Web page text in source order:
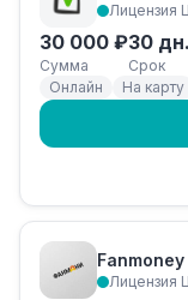
Лицензия
30 000 ₽
Сумма
30 дн.
Срок
Онлайн
На карту
Fanmoney
Лицензия